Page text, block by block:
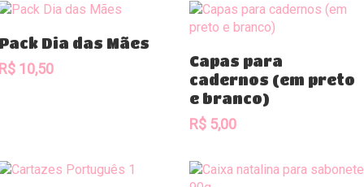
Comprar
Dia das Mães
10,50
Capas para
cadernos (em preto
e branco)
R$ 5,00